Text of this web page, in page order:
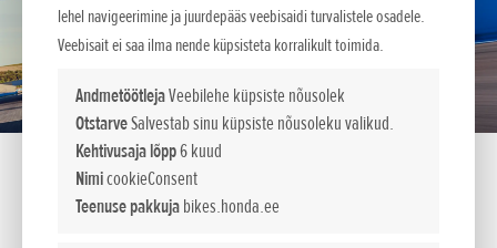
lehel navigeerimine ja juurdepääs veebisaidi turvalistele osadele.
Veebisait ei saa ilma nende küpsisteta korralikult toimida.
AndmetöötlejaVeebilehe küpsiste nõusolek
OtstarveSalvestab sinu küpsiste nõusoleku valikud.
Kehtivusaja lõpp6 kuud
NimicookieConsent
Teenuse pakkujabikes.honda.ee